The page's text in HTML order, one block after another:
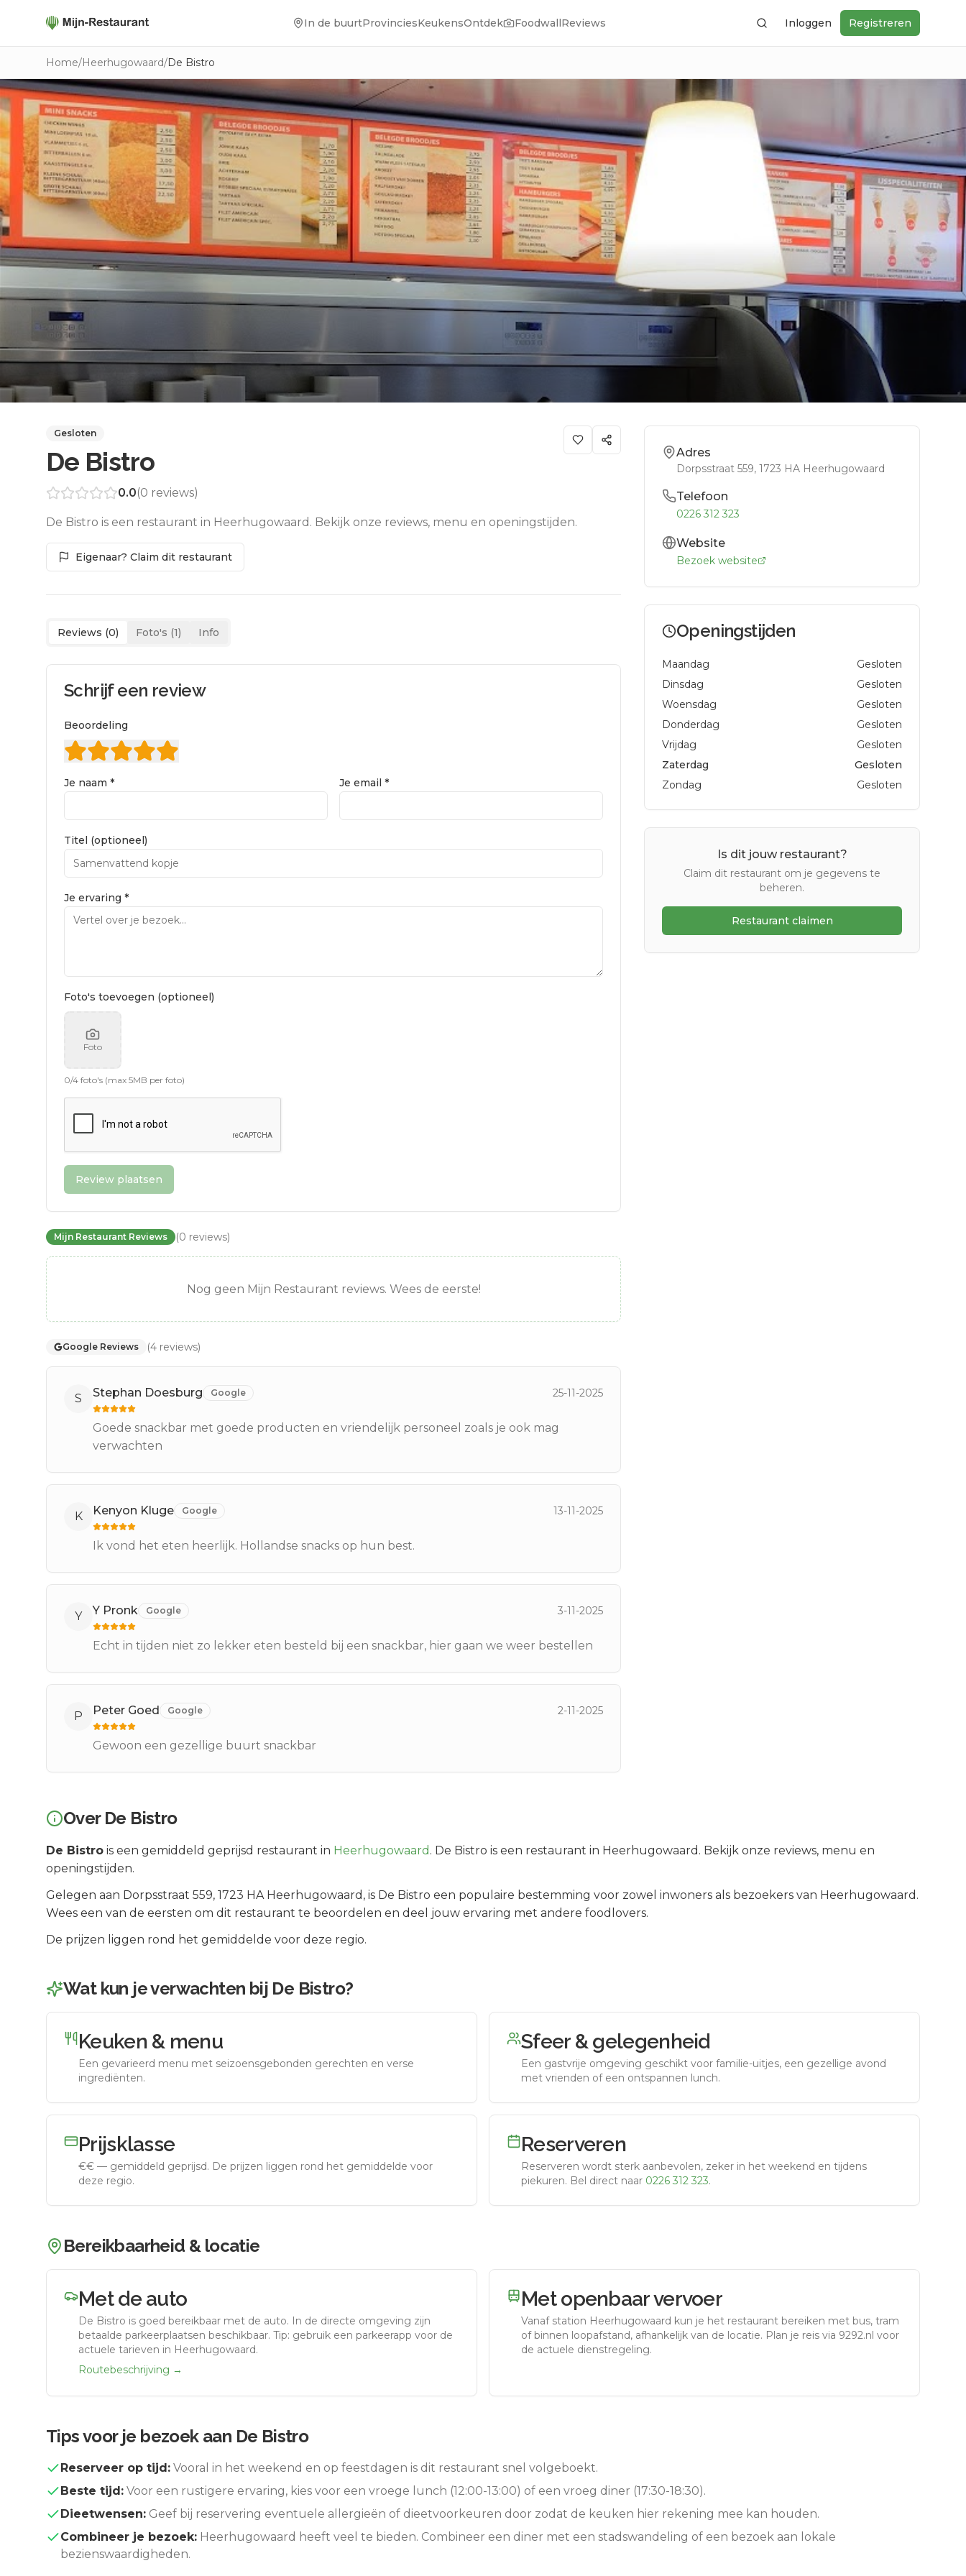
In de buurtProvinciesKeukensOntdek FoodwallReviews ZoekenInloggen Registreren
Home/Heerhugowaard/De Bistro
Gesloten
De Bistro
0.0(0 reviews)
De Bistro is een restaurant in Heerhugowaard. Bekijk onze reviews, menu en openingstijden.
Eigenaar? Claim dit restaurant
Reviews (0) Foto's (1) Info
Schrijf een review
Beoordeling
Je naam * Je email *
Titel (optioneel)
Je ervaring *
Foto's toevoegen (optioneel)
Foto
0/4 foto's (max 5MB per foto)
Review plaatsen
Mijn Restaurant Reviews (0 reviews)
Nog geen Mijn Restaurant reviews. Wees de eerste!
Google Reviews (4 reviews)
S Stephan Doesburg Google 25-11-2025
Goede snackbar met goede producten en vriendelijk personeel zoals je ook mag
verwachten
K Kenyon Kluge Google 13-11-2025
Ik vond het eten heerlijk. Hollandse snacks op hun best.
Y Y Pronk Google 3-11-2025
Echt in tijden niet zo lekker eten besteld bij een snackbar, hier gaan we weer bestellen
P Peter Goed Google 2-11-2025
Gewoon een gezellige buurt snackbar
Adres
Dorpsstraat 559, 1723 HA Heerhugowaard
Telefoon
0226 312 323
Website
Bezoek website
Openingstijden
Maandag
Gesloten
Dinsdag
Gesloten
Woensdag
Gesloten
Donderdag
Gesloten
Vrijdag
Gesloten
Zaterdag
Gesloten
Zondag
Gesloten
Is dit jouw restaurant?
Claim dit restaurant om je gegevens te
beheren.
Restaurant claimen
Over De Bistro
De Bistro is een gemiddeld geprijsd restaurant in Heerhugowaard . De Bistro is een restaurant in Heerhugowaard. Bekijk onze reviews, menu en
openingstijden.
Gelegen aan Dorpsstraat 559, 1723 HA Heerhugowaard , is De Bistro een populaire bestemming voor zowel inwoners als bezoekers van Heerhugowaard .
Wees een van de eersten om dit restaurant te beoordelen en deel jouw ervaring met andere foodlovers.
De prijzen liggen rond het gemiddelde voor deze regio.
Wat kun je verwachten bij De Bistro?
Keuken & menu
Een gevarieerd menu met seizoensgebonden gerechten en verse
ingrediënten.
Sfeer & gelegenheid
Een gastvrije omgeving geschikt voor familie-uitjes, een gezellige avond
met vrienden of een ontspannen lunch.
Prijsklasse
€€ — gemiddeld geprijsd. De prijzen liggen rond het gemiddelde voor
deze regio.
Reserveren
Reserveren wordt sterk aanbevolen, zeker in het weekend en tijdens
piekuren. Bel direct naar 0226 312 323.
Bereikbaarheid & locatie
Met de auto
De Bistro is goed bereikbaar met de auto. In de directe omgeving zijn
betaalde parkeerplaatsen beschikbaar. Tip: gebruik een parkeerapp voor de
actuele tarieven in Heerhugowaard.
Routebeschrijving →
Met openbaar vervoer
Vanaf station Heerhugowaard kun je het restaurant bereiken met bus, tram
of binnen loopafstand, afhankelijk van de locatie. Plan je reis via 9292.nl voor
de actuele dienstregeling.
Tips voor je bezoek aan De Bistro
Reserveer op tijd: Vooral in het weekend en op feestdagen is dit restaurant snel volgeboekt.
Beste tijd: Voor een rustigere ervaring, kies voor een vroege lunch (12:00-13:00) of een vroeg diner (17:30-18:30).
Dieetwensen: Geef bij reservering eventuele allergieën of dieetvoorkeuren door zodat de keuken hier rekening mee kan houden.
Combineer je bezoek: Heerhugowaard heeft veel te bieden. Combineer een diner met een stadswandeling of een bezoek aan lokale
bezienswaardigheden.